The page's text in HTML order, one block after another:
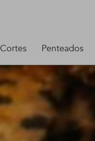
Cortes Penteados